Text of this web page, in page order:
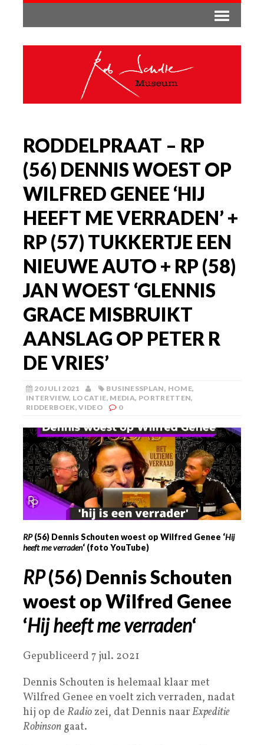
RODDELPRAAT – RP
(56) DENNIS WOEST OP
WILFRED GENEE ‘HIJ
HEEFT ME VERRADEN’ +
RP (57) TUKKERTJE EEN
NIEUWE AUTO + RP (58)
JAN WOEST ‘GLENNIS
GRACE MISBRUIKT
AANSLAG OP PETER R
DE VRIES’
20 JULI 2021 BUSINESSPLAN, HOME,
INTERVIEW, LOCATIE, MEDIA, PORTRETTEN,
RIDDERBOEK,VIDEO 0
RP(56) Dennis Schouten woest op Wilfred Genee ‘Hij
heeft me verraden‘ (foto YouTube)
RP(56) Dennis Schouten
woest op Wilfred Genee
‘Hij heeft me verraden‘
Gepubliceerd 7 jul. 2021
Dennis Schouten is helemaal klaar met
Wilfred Genee en voelt zich verraden, nadat
hij op de Radiozei, dat Dennis naarExpeditie
Robinson gaat.